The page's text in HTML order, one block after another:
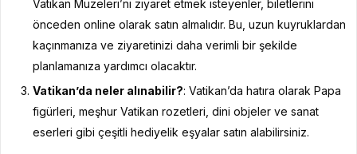
Vatikan Müzeleri’ni ziyaret etmek isteyenler, biletlerini
önceden online olarak satın almalıdır. Bu, uzun kuyruklardan
kaçınmanıza ve ziyaretinizi daha verimli bir şekilde
planlamanıza yardımcı olacaktır.
Vatikan’da neler alınabilir?: Vatikan’da hatıra olarak Papa
figürleri, meşhur Vatikan rozetleri, dini objeler ve sanat
eserleri gibi çeşitli hediyelik eşyalar satın alabilirsiniz.